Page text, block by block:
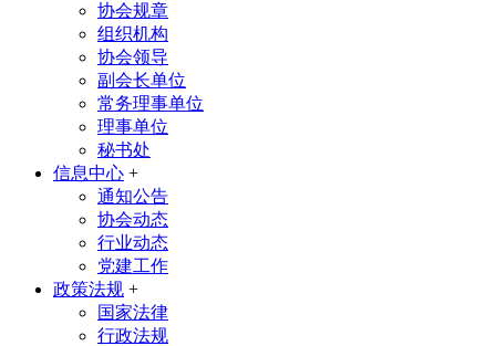
协会规章
组织机构
协会领导
副会长单位
常务理事单位
理事单位
秘书处
信息中心 +
通知公告
协会动态
行业动态
党建工作
政策法规 +
国家法律
行政法规